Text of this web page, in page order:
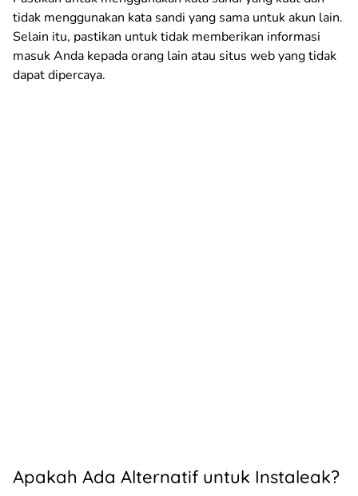
tidak menggunakan kata sandi yang sama untuk akun lain.
Selain itu, pastikan untuk tidak memberikan informasi
masuk Anda kepada orang lain atau situs web yang tidak
dapat dipercaya.
Apakah Ada Alternatif untuk Instaleak?